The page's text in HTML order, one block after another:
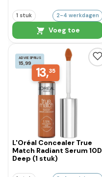
1 stuk 2-4 werkdagen
Voeg toe
ADVIESPRIJS
15,99
13,35
L'Oréal Concealer True
Match Radiant Serum 10D
Deep (1 stuk)